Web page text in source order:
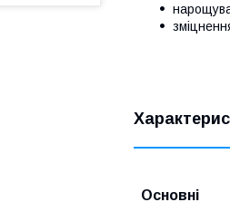
Основні